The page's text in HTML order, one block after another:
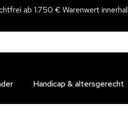
ab 1.750 € Warenwert
Handicap & altersgerecht